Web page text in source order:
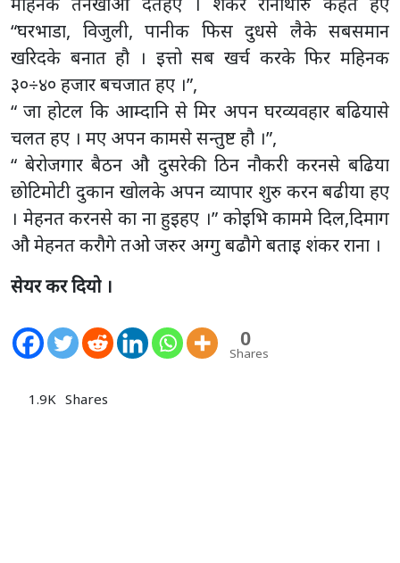
“घरभाडा, विजुली, पानीक फिस दुधसे लैके सबसमान
खरिदके बनात हौ । इत्तो सब खर्च करके फिर महिनक
३०÷४० हजार बचजात हए ।”,
“ जा होटल कि आम्दानि से मिर अपन घरव्यवहार बढियासे
चलत हए । मए अपन कामसे सन्तुष्ट हौ ।”,
“ बेरोजगार बैठन औ दुसरेकी ठिन नौकरी करनसे बढिया
छोटिमोटी दुकान खोलके अपन व्यापार शुरु करन बढीया हए
। मेहनत करनसे का ना हुइहए ।” कोइभि काममे दिल,दिमाग
औ मेहनत करौगे तओ जरुर अग्गु बढौगे बताइ शंकर राना ।
सेयर कर दियो ।
0
Shares
1.9K Shares